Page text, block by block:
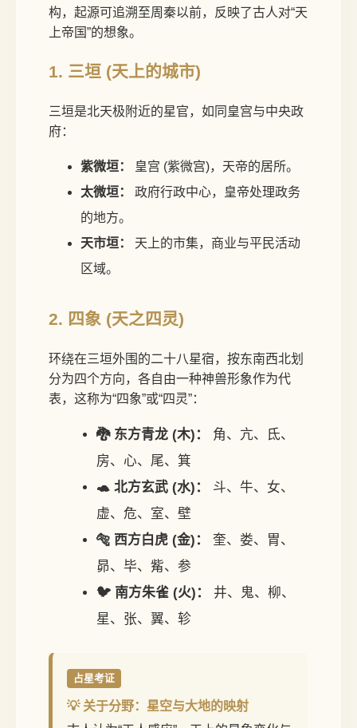
构，起源可追溯至周秦以前，反映了古人对“天
上帝国”的想象。
1. 三垣 (天上的城市)
三垣是北天极附近的星官，如同皇宫与中央政
府：
紫微垣：
皇宫 (紫微宫)，天帝的居所。
太微垣：
政府行政中心，皇帝处理政务
的地方。
天市垣：
天上的市集，商业与平民活动
区域。
2. 四象 (天之四灵)
环绕在三垣外围的二十八星宿，按东南西北划
分为四个方向，各自由一种神兽形象作为代
表，这称为“四象”或“四灵”：
🐉 东方青龙 (木)：
角、亢、氐、
房、心、尾、箕
🐢 北方玄武 (水)：
斗、牛、女、
虚、危、室、壁
🐅 西方白虎 (金)：
奎、娄、胃、
昴、毕、觜、参
🐦 南方朱雀 (火)：
井、鬼、柳、
星、张、翼、轸
占星考证
💡 关于分野：星空与大地的映射